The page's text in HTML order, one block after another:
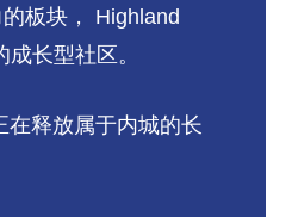
板块， Highland
长型社区。
在释放属于内城的长